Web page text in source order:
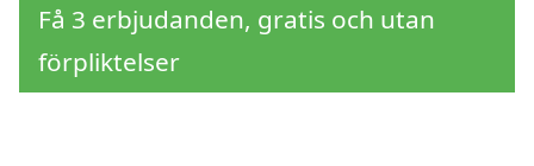
Få 3 erbjudanden, gratis och utan
förpliktelser